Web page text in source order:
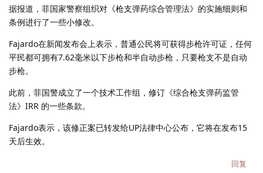
据报道，菲国家警察组织对《枪支弹药综合管理法》的实施细则和
条例进行了一些小修改。
Fajardo在新闻发布会上表示，普通公民将可获得步枪许可证，任何
平民都可拥有7.62毫米以下步枪和半自动步枪，只要枪支不是自动
步枪。
此前，菲国警成立了一个技术工作组，修订《综合枪支弹药监管
法》IRR 的一些条款。
Fajardo表示，该修正案已转发给UP法律中心公布，它将在发布15
天后生效。
回复